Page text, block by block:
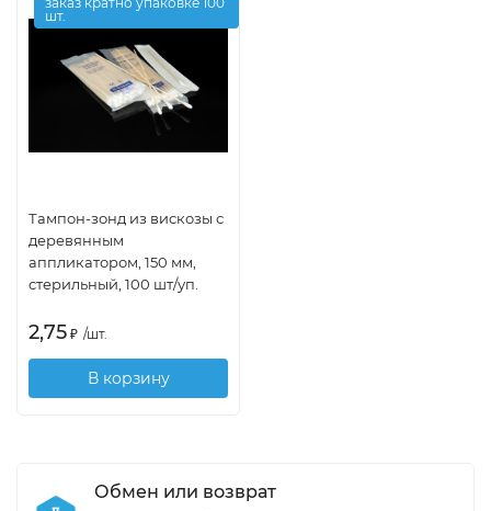
шт.
Тампон-зонд из вискозы с
деревянным
аппликатором, 150 мм,
стерильный, 100 шт/уп.
2,75 ₽ /шт.
В корзину
Обмен или возврат